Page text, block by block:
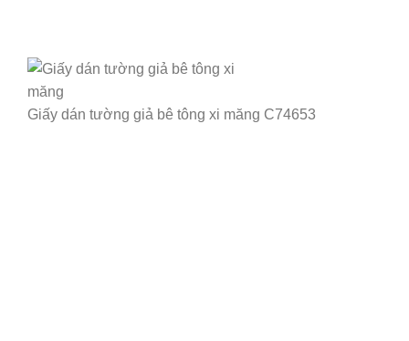
Giấy dán tường giả bê tông xi măng C74653